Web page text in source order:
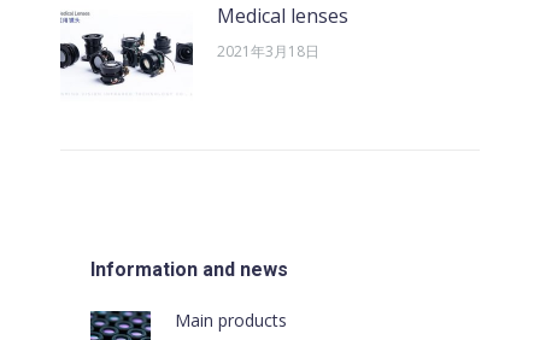
Medical lenses
2021年3月18日
Information and news
Main products